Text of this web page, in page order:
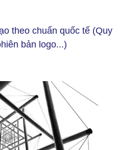
theo chuẩn quốc tế (Quy
bản logo...)